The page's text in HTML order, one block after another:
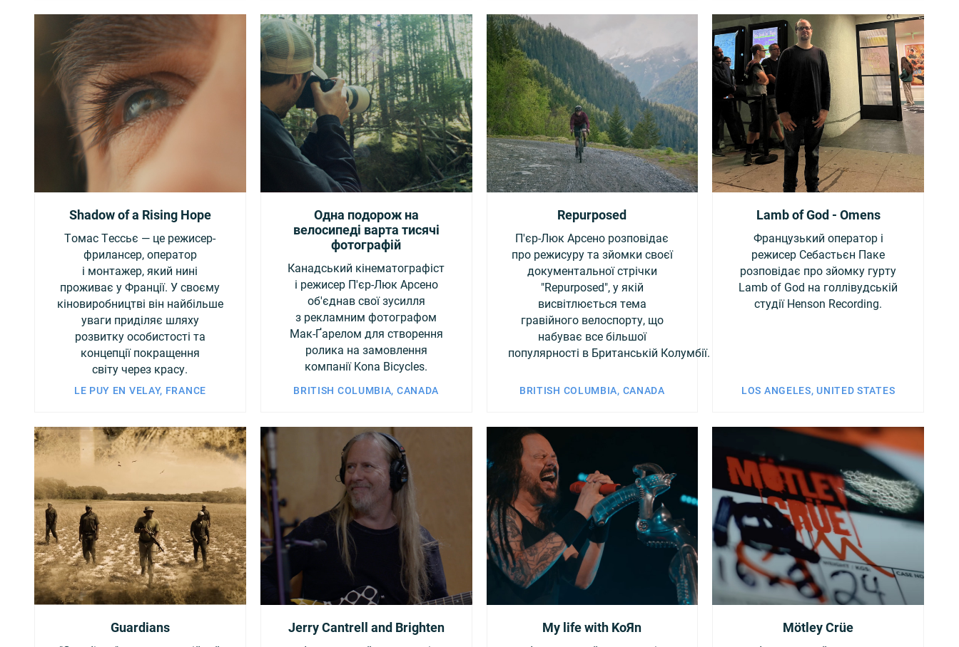
Shadow of a Rising Hope
Томас Тессьє — це режисер-
фрилансер, оператор
і монтажер, який нині
проживає у Франції. У своєму
кіновиробництві він найбільше
уваги приділяє шляху
розвитку особистості та
концепції покращення
світу через красу.
LE PUY EN VELAY, FRANCE
Одна подорож на
велосипеді варта тисячі
фотографій
Канадський кінематографіст
і режисер П'єр-Люк Арсено
об'єднав свої зусилля
з рекламним фотографом
Мак-Ґарелом для створення
ролика на замовлення
компанії Kona Bicycles.
BRITISH COLUMBIA, CANADA
Repurposed
П'єр-Люк Арсено розповідає
про режисуру та зйомки своєї
документальної стрічки
"Repurposed", у якій
висвітлюється тема
гравійного велоспорту, що
набуває все більшої
популярності в Британській Колумбії.
BRITISH COLUMBIA, CANADA
Lamb of God - Omens
Французький оператор і
режисер Себастьєн Паке
розповідає про зйомку гурту
Lamb of God на голлівудській
студії Henson Recording.
LOS ANGELES, UNITED STATES
Guardians Jerry Cantrell and Brighten My life with KoЯn Mötley Crüe